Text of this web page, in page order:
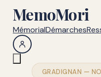
MemoMori
MémorialDémarches
GRADIGNAN —